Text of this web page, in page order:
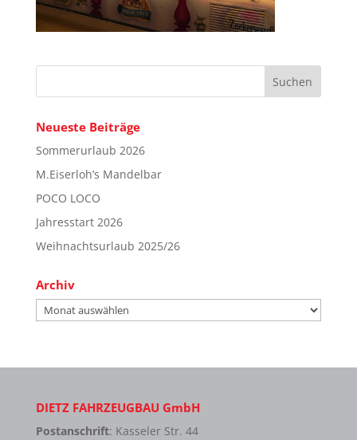
Neueste Beiträge
Sommerurlaub 2026
M.Eiserloh’s Mandelbar
POCO LOCO
Jahresstart 2026
Weihnachtsurlaub 2025/26
Archiv
Archiv
DIETZ FAHRZEUGBAU GmbH
Postanschrift: Kasseler Str. 44